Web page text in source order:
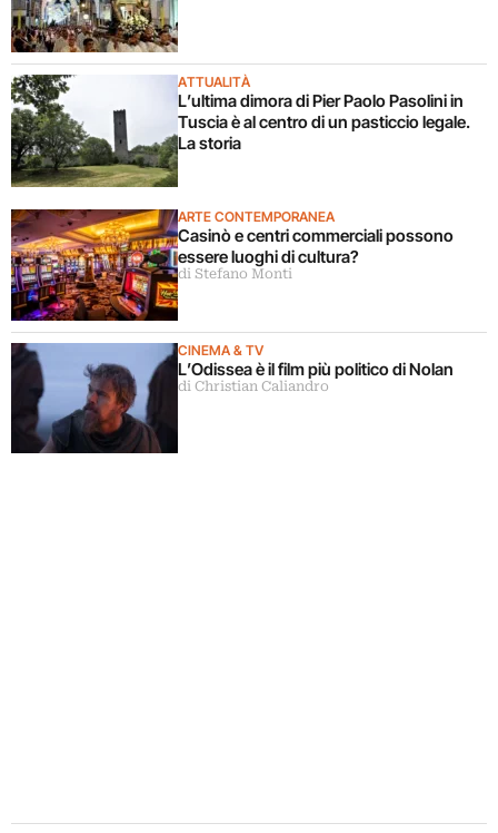
ATTUALITÀ
L’ultima dimora di Pier Paolo Pasolini in
Tuscia è al centro di un pasticcio legale.
La storia
ARTE CONTEMPORANEA
Casinò e centri commerciali possono
essere luoghi di cultura?
di Stefano Monti
CINEMA & TV
L’Odissea è il film più politico di Nolan
di Christian Caliandro